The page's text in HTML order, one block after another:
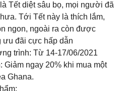
Tết diệt sâu bọ, mọi người đã
Tới Tết này là thích lắm,
ngon, ngoài ra còn được
ưu đãi cực hấp dẫn
trình: Từ 14-17/06/2021
Giảm ngay 20% khi mua một
Ghana.